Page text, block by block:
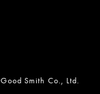
Smith Co., Ltd.